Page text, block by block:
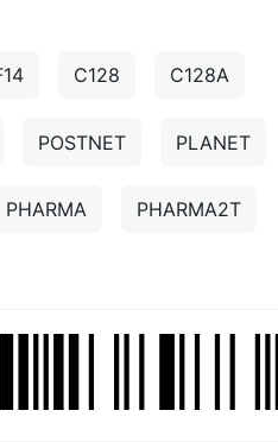
C128 C128A
POSTNET PLANET
PHARMA PHARMA2T